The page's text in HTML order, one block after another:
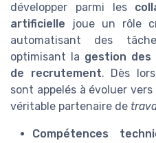
développer parmi les
artificielle joue un rôle
automatisant des
optimisant la gestion
de recrutement. Dès
sont appelés à évoluer
véritable partenaire de
Compétences